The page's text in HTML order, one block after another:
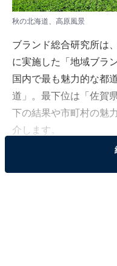
秋の北海道、高原風景
ブランド総合研究所は
に実施した「地域ブラ
国内で最も魅力的な都
道」。最下位は「佐賀
下の結果や市町村の魅
介します。
＞47都道府県の全ラン